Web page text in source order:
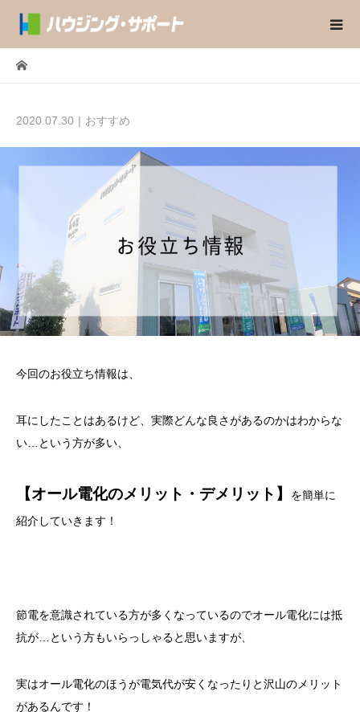
2020.07.30 おすすめ
今回のお役立ち情報は、
耳にしたことはあるけど、実際どんな良さがあるのかはわからな
い…という方が多い、
【オール電化のメリット・デメリット】
を簡単に
紹介していきます！
節電を意識されている方が多くなっているのでオール電化には抵
抗が…という方もいらっしゃると思いますが、
実はオール電化のほうが電気代が安くなったりと沢山のメリット
があるんです！